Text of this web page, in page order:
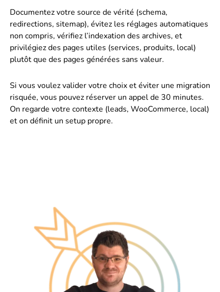
Documentez votre source de vérité (schema,
redirections, sitemap), évitez les réglages automatiques
non compris, vérifiez l’indexation des archives, et
privilégiez des pages utiles (services, produits, local)
plutôt que des pages générées sans valeur.
Si vous voulez valider votre choix et éviter une migration
risquée, vous pouvez réserver un appel de 30 minutes.
On regarde votre contexte (leads, WooCommerce, local)
et on définit un setup propre.